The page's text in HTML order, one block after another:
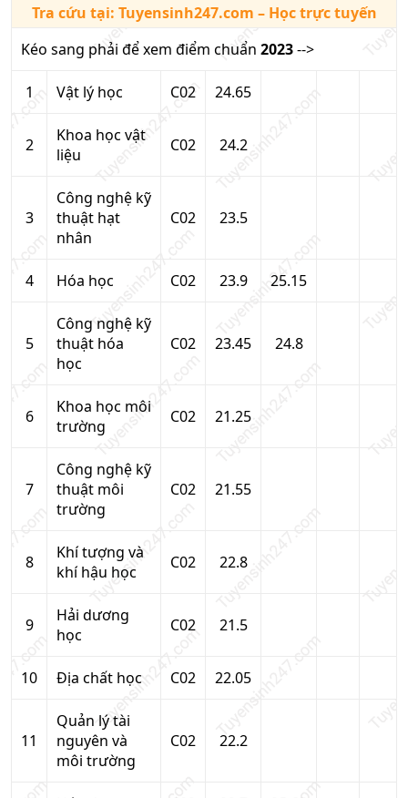
Tra cứu tại: Tuyensinh247.com – Học trực tuyến
Kéo sang phải để xem điểm chuẩn 2023-->
1 Vật lý học C02 24.65
2
Khoa học vật
liệu
C02 24.2
3
Công nghệ kỹ
thuật hạt
nhân
C02 23.5
4 Hóa học C02 23.9 25.15
5
Công nghệ kỹ
thuật hóa
học
C02 23.45 24.8
6
Khoa học môi
trường
C02 21.25
7
Công nghệ kỹ
thuật môi
trường
C02 21.55
8
Khí tượng và
khí hậu học
C02 22.8
9
Hải dương
học
C02 21.5
10 Địa chất học C02 22.05
11
Quản lý tài
nguyên và
môi trường
C02 22.2